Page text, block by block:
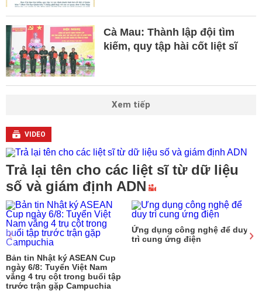
Cà Mau: Thành lập đội tìm
kiếm, quy tập hài cốt liệt sĩ
Xem tiếp
VIDEO
Trả lại tên cho các liệt sĩ từ dữ liệu
số và giám định ADN
Bản tin Nhật ký ASEAN Cup
ngày 6/8: Tuyển Việt Nam
vắng 4 trụ cột trong buổi tập
trước trận gặp Campuchia
Ứng dụng công nghệ để duy
trì cung ứng điện